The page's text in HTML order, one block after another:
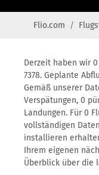
Flio.com
Derzeit haben wir
7378. Geplante
Gemäß unserer
Verspätungen, 0
Landungen. Für 0
vollständigen
installieren
Ihrem eigenen
Überblick über die